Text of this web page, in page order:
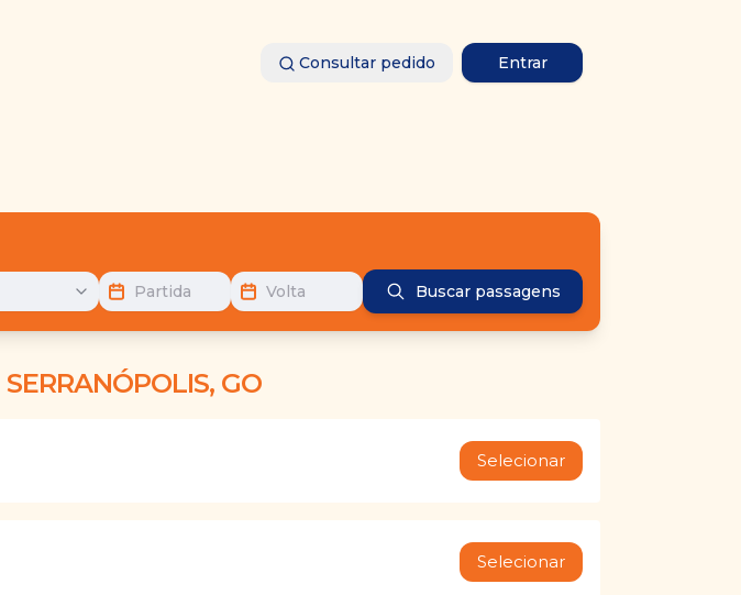
Consultar pedido Entrar
Partida Volta Buscar passagens
SERRANÓPOLIS, GO
Selecionar
Selecionar